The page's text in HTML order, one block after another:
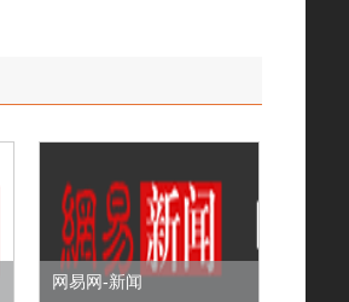
网易网-新闻